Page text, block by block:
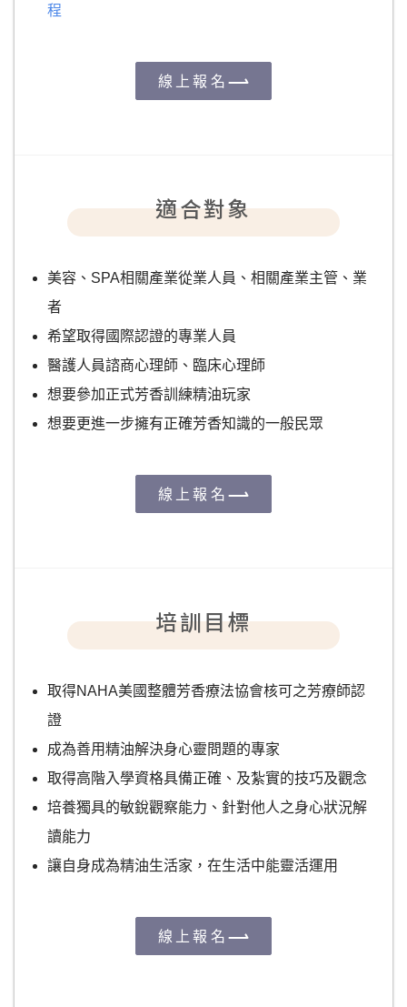
程
線上報名
適合對象
美容、SPA相關產業從業人員、相關產業主管、業
者
希望取得國際認證的專業人員
醫護人員諮商心理師、臨床心理師
想要參加正式芳香訓練精油玩家
想要更進一步擁有正確芳香知識的一般民眾
線上報名
培訓目標
取得NAHA美國整體芳香療法協會核可之芳療師認
證
成為善用精油解決身心靈問題的專家
取得高階入學資格具備正確、及紮實的技巧及觀念
培養獨具的敏銳觀察能力、針對他人之身心狀況解
讀能力
讓自身成為精油生活家，在生活中能靈活運用
線上報名